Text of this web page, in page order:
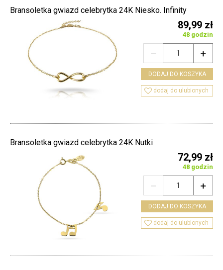
Bransoletka gwiazd celebrytka 24K Niesko. Infinity
89,99 zł
48 godzin


DODAJ DO KOSZYKA
 dodaj do ulubionych
Bransoletka gwiazd celebrytka 24K Nutki
72,99 zł
48 godzin


DODAJ DO KOSZYKA
 dodaj do ulubionych